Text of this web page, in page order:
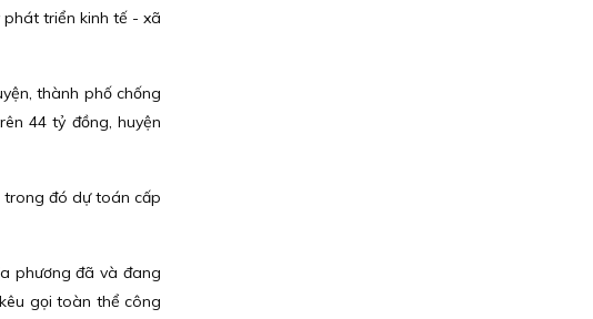
phát triển kinh tế - xã
thành phố chống
44 tỷ đồng, huyện
trong đó dự toán cấp
phương đã và đang
gọi toàn thể công